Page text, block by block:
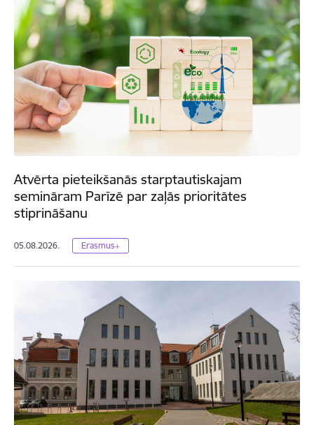
Atvērta pieteikšanās starptautiskajam
semināram Parīzē par zaļās prioritātes
stiprināšanu
05.08.2026. Erasmus+